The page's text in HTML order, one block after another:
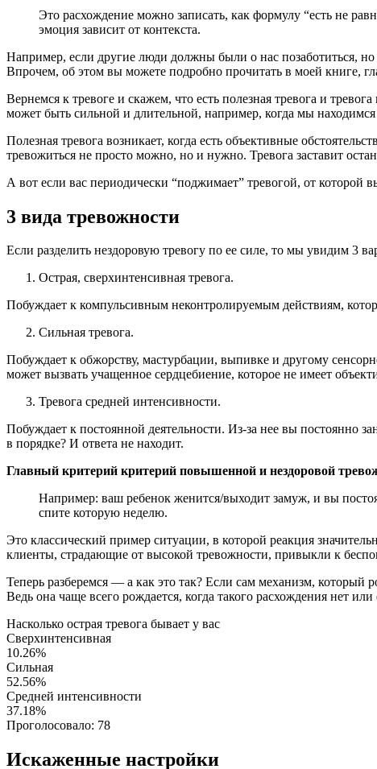
Это расхождение можно записать, как формулу “есть не
эмоция зависит от контекста.
Например, если другие люди должны были о нас позаботиться,
Впрочем, об этом вы можете подробно прочитать в моей книге,
Вернемся к тревоге и скажем, что есть полезная тревога и
может быть сильной и длительной, например, когда мы
Полезная тревога возникает, когда есть объективные
тревожиться не просто можно, но и нужно. Тревога заставит
А вот если вас периодически “поджимает” тревогой, от которой
3 вида тревожности
Если разделить нездоровую тревогу по ее силе, то мы увидим 3
Острая, сверхинтенсивная тревога.
Побуждает к компульсивным неконтролируемым действиям,
Сильная тревога.
Побуждает к обжорству, мастурбации, выпивке и другому
может вызвать учащенное сердцебиение, которое не имеет
Тревога средней интенсивности.
Побуждает к постоянной деятельности. Из-за нее вы постоянно
в порядке? И ответа не находит.
Главный критерий критерий повышенной и нездоровой
Например: ваш ребенок женится/выходит замуж, и вы
спите которую неделю.
Это классический пример ситуации, в которой реакция
клиенты, страдающие от высокой тревожности, привыкли к
Теперь разберемся — а как это так? Если сам механизм, который
Ведь она чаще всего рождается, когда такого расхождения нет или
Насколько острая тревога бывает у вас
Сверхинтенсивная
10.26%
Сильная
52.56%
Средней интенсивности
37.18%
Проголосовало: 78
Искаженные настройки